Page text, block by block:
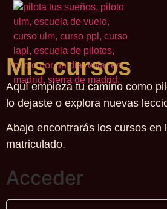
Mis cursos
Aquí empieza tu camino como
lo dejaste o explora nuevas
Abajo encontrarás los cursos en
matriculado.
Acceder